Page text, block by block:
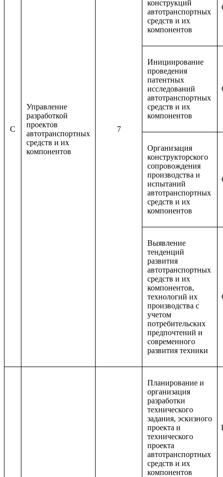
C
Управление
разработкой
проектов
автотранспортных
средств и их
компонентов
7
конструкций
автотранспортных
средств и их
компонентов
Инициирование
проведения
патентных
исследований
автотранспортных
средств и их
компонентов
Организация
конструкторского
сопровождения
производства и
испытаний
автотранспортных
средств и их
компонентов
Выявление
тенденций
развития
автотранспортных
средств и их
компонентов,
технологий их
производства с
учетом
потребительских
предпочтений и
современного
развития техники
Планирование и
организация
разработки
технического
задания, эскизного
проекта и
технического
проекта
автотранспортных
средств и их
компонентов